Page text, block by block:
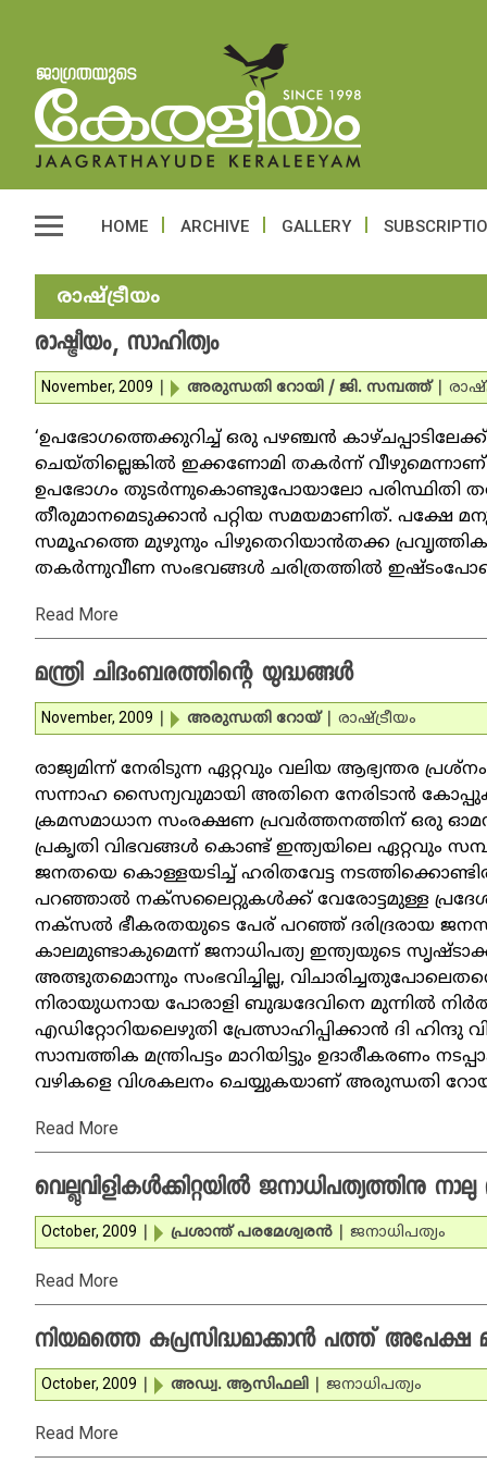
HOME ARCHIVE GALLERY
രാഷ്ട്രീയം
രാഷ്ട്രീയം, സാഹിത്യം
November, 2009 അരുന്ധതി റോയി / ജി. സമ്പത്ത്‌
‘ഉപഭോഗത്തെക്കുറിച്ച് ഒരു പഴഞ്ചന്‍
ചെയ്തില്ലെങ്കില്‍ ഇക്കണോമി തകര്‍ന്ന്
ഉപഭോഗം തുടര്‍ന്നുകൊണ്ടുപോയാലോ പരിസ്ഥിതി
തീരുമാനമെടുക്കാന്‍ പറ്റിയ സമയമാണിത്. പക്ഷേ
സമൂഹത്തെ മുഴുനും പിഴുതെറിയാന്‍തക്ക
തകര്‍ന്നുവീണ സംഭവങ്ങള്‍ ചരിത്രത്തില്‍
Read More
മന്ത്രി ചിദംബരത്തിന്റെ യുദ്ധങ്ങള്‍
November, 2009 അരുന്ധതി റോയ് രാഷ്ട്രീയം
രാജ്യമിന്ന് നേരിടുന്ന ഏറ്റവും വലിയ ആഭ്യന്തര
സന്നാഹ സൈന്യവുമായി അതിനെ നേരിടാന്‍
ക്രമസമാധാന സംരക്ഷണ പ്രവര്‍ത്തനത്തിന് ഒരു
പ്രകൃതി വിഭവങ്ങള്‍ കൊണ്ട് ഇന്ത്യയിലെ ഏറ്റവും
ജനതയെ കൊള്ളയടിച്ച് ഹരിതവേട്ട
പറഞ്ഞാല്‍ നക്‌സലൈറ്റുകള്‍ക്ക് വേരോട്ടമുള്ള
നക്‌സല്‍ ഭീകരതയുടെ പേര് പറഞ്ഞ് ദരിദ്രരായ
കാലമുണ്ടാകുമെന്ന് ജനാധിപത്യ ഇന്ത്യയുടെ
അത്ഭുതമൊന്നും സംഭവിച്ചില്ല,
നിരായുധനായ പോരാളി ബുദ്ധദേവിനെ മുന്നില്‍
എഡിറ്റോറിയലെഴുതി പ്രേത്സാഹിപ്പിക്കാന്‍ ദി ഹിന്ദു
സാമ്പത്തിക മന്ത്രിപട്ടം മാറിയിട്ടും ഉദാരീകരണം
വഴികളെ വിശകലനം ചെയ്യുകയാണ് അരുന്ധതി
Read More
വെല്ലുവിളികള്‍ക്കിറ്റയില്‍ ജനാധിപത്യത്തിനു
October, 2009 പ്രശാന്ത് പരമേശ്വരന്‍ ജനാധിപത്യം
Read More
നിയമത്തെ കുപ്രസിദ്ധമാക്കാന്‍ പത്ത് അപേക്ഷ
October, 2009 അഡ്വ. ആസിഫലി ജനാധിപത്യം
Read More